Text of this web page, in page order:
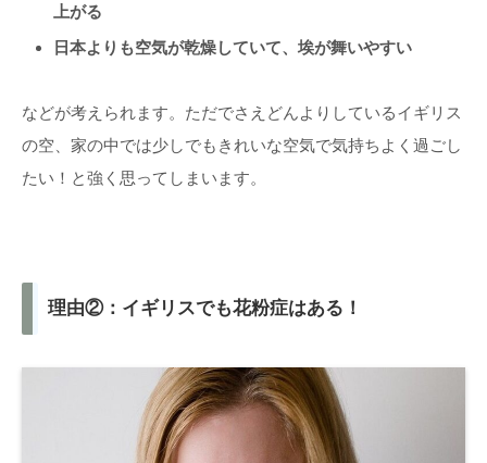
上がる
日本よりも空気が乾燥していて、埃が舞いやすい
などが考えられます。ただでさえどんよりしているイギリス
の空、家の中では少しでもきれいな空気で気持ちよく過ごし
たい！と強く思ってしまいます。
理由②：イギリスでも花粉症はある！